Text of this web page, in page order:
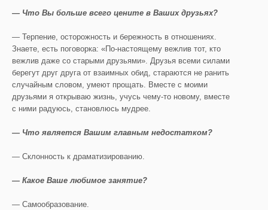
— Что Вы больше всего цените в Ваших друзьях?
— Терпение, осторожность и бережность в отношениях.
Знаете, есть поговорка: «По-настоящему вежлив тот, кто
вежлив даже со старыми друзьями». Друзья всеми силами
берегут друг друга от взаимных обид, стараются не ранить
случайным словом, умеют прощать. Вместе с моими
друзьями я открываю жизнь, учусь чему-то новому, вместе
с ними радуюсь, становлюсь мудрее.
— Что является Вашим главным недостатком?
— Склонность к драматизированию.
— Какое Ваше любимое занятие?
— Самообразование.